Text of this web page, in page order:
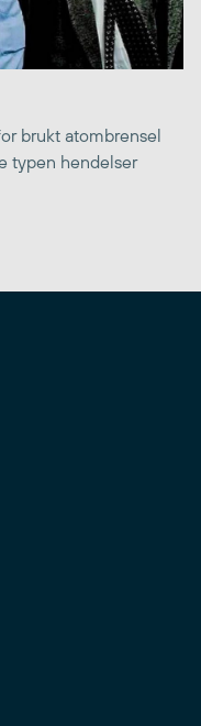
brukt atombrensel
typen hendelser